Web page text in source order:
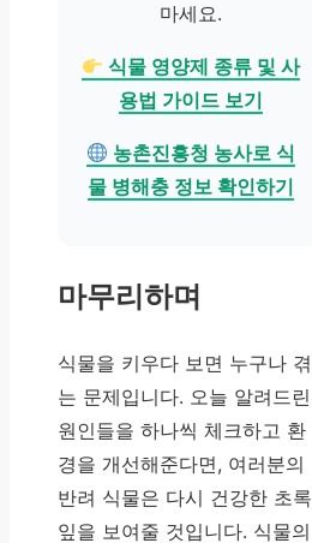
마세요.
식물 영양제 종류 및 사
용법 가이드 보기
농촌진흥청 농사로 식
물 병해충 정보 확인하기
마무리하며
식물을 키우다 보면 누구나 겪
는 문제입니다. 오늘 알려드린
원인들을 하나씩 체크하고 환
경을 개선해준다면, 여러분의
반려 식물은 다시 건강한 초록
잎을 보여줄 것입니다. 식물의